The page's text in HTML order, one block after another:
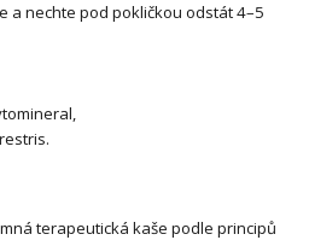
a nechte pod pokličkou odstát 4–5
terapeutická kaše podle principů